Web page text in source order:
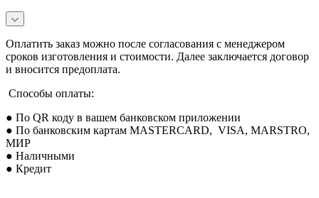
Оплатить заказ можно после согласования с менеджером
сроков изготовления и стоимости. Далее заключается договор
и вносится предоплата.
Способы оплаты:
● По QR коду в вашем банковском приложении
● По банковским картам MASTERCARD, VISA, MARSTRO,
МИР
● Наличными
● Кредит